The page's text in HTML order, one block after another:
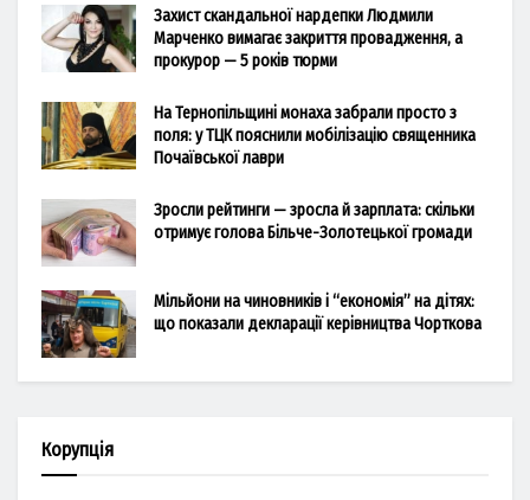
Захист скандальної нардепки Людмили
Марченко вимагає закриття провадження, а
прокурор — 5 років тюрми
На Тернопільщині монаха забрали просто з
поля: у ТЦК пояснили мобілізацію священника
Почаївської лаври
Зросли рейтинги — зросла й зарплата: скільки
отримує голова Більче-Золотецької громади
Мільйони на чиновників і “економія” на дітях:
що показали декларації керівництва Чорткова
Корупція